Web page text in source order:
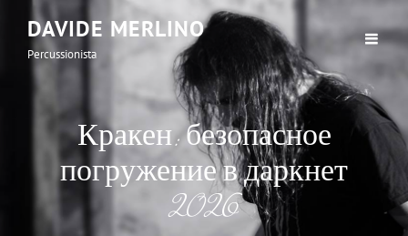
DAVIDE MERLINO
Percussionista
Кракен: безопасное
погружение в даркнет
2026